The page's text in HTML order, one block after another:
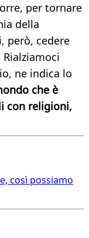
per tornare
della
però, cedere
ne indica lo
che è
con religioni,
così possiamo